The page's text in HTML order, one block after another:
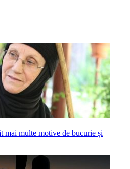
mai multe motive de bucurie și